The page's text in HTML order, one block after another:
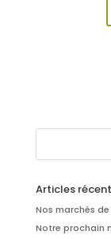
Articles
Nos marchés
Notre prochain